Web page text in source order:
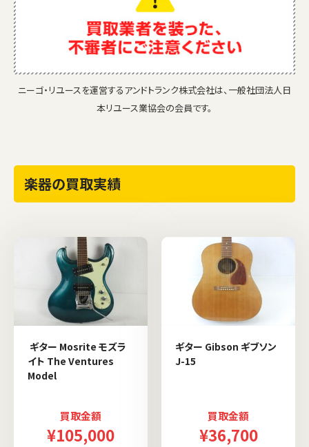
ニーゴ・リユースを運営するアンドトランク株式会社は、一般社団法人日
本リユース業協会の会員です。
楽器の買取実績
ギター Mosrite モズラ
イト The Ventures
Model
買取金額
¥105,000
ギター Gibson ギブソン
J-15
買取金額
¥36,700